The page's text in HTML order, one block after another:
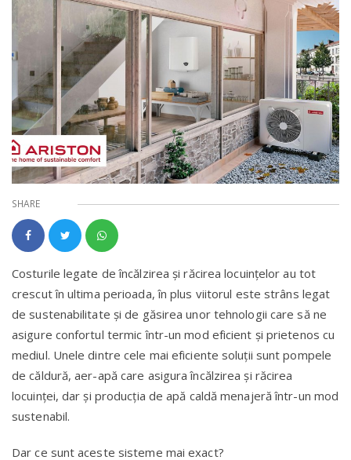
SHARE
Costurile legate de încălzirea și răcirea locuințelor au tot
crescut în ultima perioada, în plus viitorul este strâns legat
de sustenabilitate și de găsirea unor tehnologii care să ne
asigure confortul termic într-un mod eficient și prietenos cu
mediul. Unele dintre cele mai eficiente soluții sunt pompele
de căldură, aer-apă care asigura încălzirea și răcirea
locuinței, dar și producția de apă caldă menajeră într-un mod
sustenabil.
Dar ce sunt aceste sisteme mai exact?